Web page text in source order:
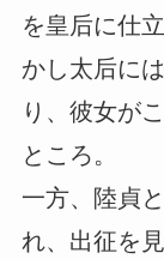
を皇后に仕
かし太后に
り、彼女が
ところ。
一方、陸貞
れ、出征を